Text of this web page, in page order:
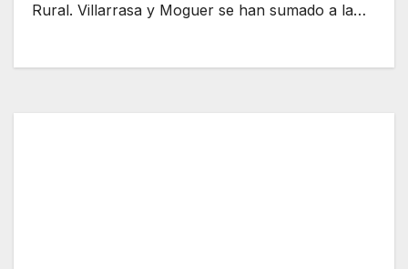
Rural. Villarrasa y Moguer se han sumado a la…